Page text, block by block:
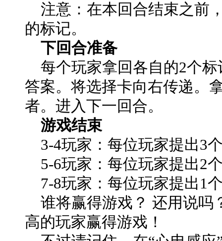
注意：在本回合结束之前
的标记。
下回合准备
每个玩家拿回各自的2个标
答案。将选择卡向右传递。
者。进入下一回合。
游戏结束
3-4玩家：每位玩家提出3
5-6玩家：每位玩家提出2
7-8玩家：每位玩家提出1
谁将赢得游戏？ 还用说吗
高的玩家赢得游戏！